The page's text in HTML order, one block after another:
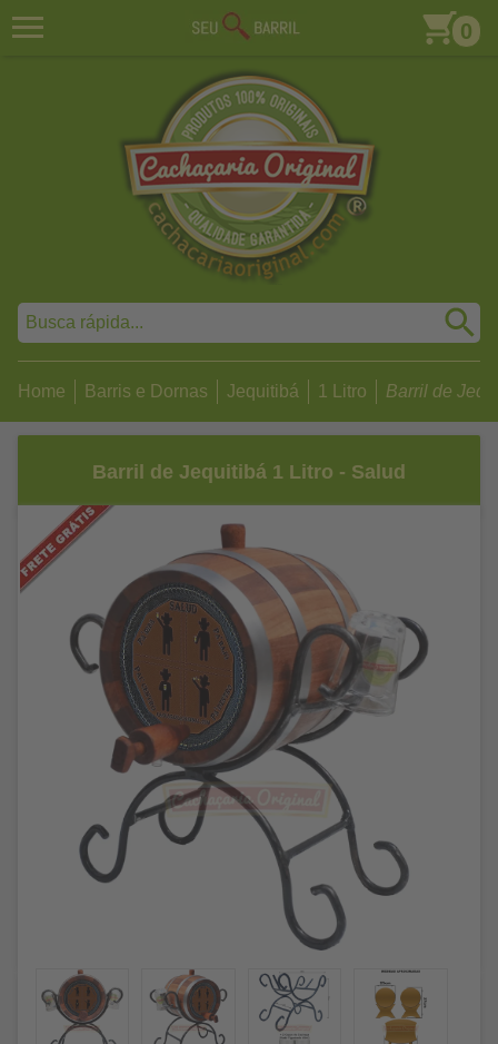
0
Home Barris e Dornas Jequitibá 1 Litro Barril de
Barril de Jequitibá 1 Litro - Salud